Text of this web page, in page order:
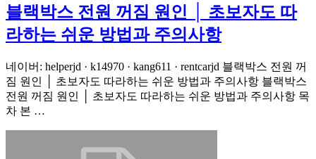
블랙박스 전원 꺼짐 원인 │ 초보자도 따
라하는 쉬운 방법과 주의사항
네이버: helperjd · k14970 · kang611 · rentcarjd 블랙박스 전원 꺼
짐 원인 │ 초보자도 따라하는 쉬운 방법과 주의사항 블랙박스
전원 꺼짐 원인 │ 초보자도 따라하는 쉬운 방법과 주의사항 목
차 본 …